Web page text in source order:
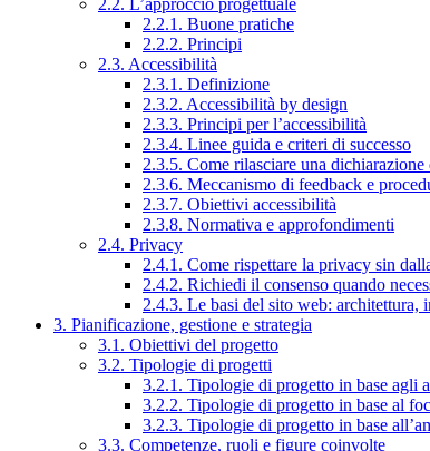
2.2. L’approccio progettuale
2.2.1. Buone pratiche
2.2.2. Principi
2.3. Accessibilità
2.3.1. Definizione
2.3.2. Accessibilità by design
2.3.3. Principi per l’accessibilità
2.3.4. Linee guida e criteri di successo
2.3.5. Come rilasciare una dichiarazione
2.3.6. Meccanismo di feedback e
2.3.7. Obiettivi accessibilità
2.3.8. Normativa e approfondimenti
2.4. Privacy
2.4.1. Come rispettare la privacy sin
2.4.2. Richiedi il consenso quando
2.4.3. Le basi del sito web:
3. Pianificazione, gestione e strategia
3.1. Obiettivi del progetto
3.2. Tipologie di progetti
3.2.1. Tipologie di progetto in base agli
3.2.2. Tipologie di progetto in base al
3.2.3. Tipologie di progetto in base
3.3. Competenze, ruoli e figure coinvolte